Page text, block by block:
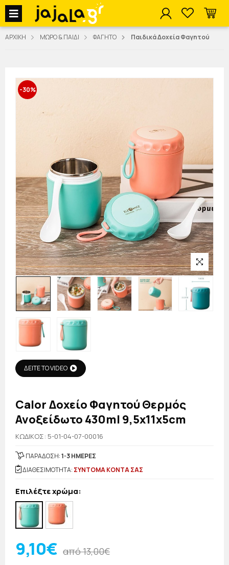
jajala Menu
ΑΡΧΙΚΗ ΜΩΡΟ & ΠΑΙΔΙ ΦΑΓΗΤΟ Παιδικά Δοχεία Φαγητού
-30%
ΔΕΙΤΕ ΤΟ VIDEO
Calor Δοχείο Φαγητού Θερμός
Ανοξείδωτο 430ml 9,5x11x5cm
KΩΔΙΚΟΣ: 5-01-04-07-00016
ΠΑΡΑΔΟΣΗ:1-3 ΗΜΕΡΕΣ
ΔΙΑΘΕΣΙΜΟΤΗΤΑ: ΣΥΝΤΟΜΑ ΚΟΝΤΑ ΣΑΣ
Επιλέξτε χρώμα:
9,10€ από 13,00€